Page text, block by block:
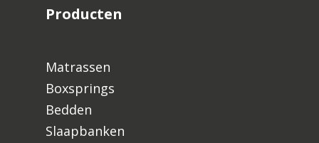
Producten
Matrassen
Boxsprings
Bedden
Slaapbanken